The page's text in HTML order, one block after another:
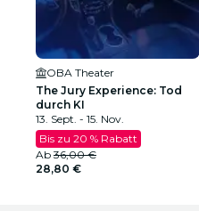
OBA Theater
The Jury Experience: Tod
durch KI
13. Sept. - 15. Nov.
Bis zu 20 % Rabatt
Ab 36,00 €
28,80 €